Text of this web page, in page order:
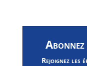
Rejoignez les